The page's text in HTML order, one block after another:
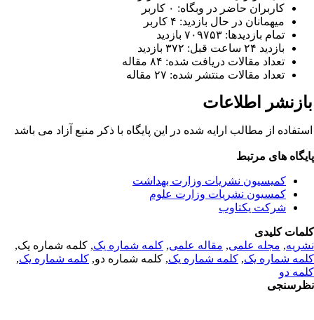
کاربران حاضر در وبگاه: ۰ کاربر
میهمانان در حال بازدید: ۴ کاربر
تمام بازدید‌ها: ۷۰۹۷۵۳ بازدید
بازدید ۲۴ ساعت قبل: ۳۷۲ بازدید
تعداد مقالات دریافت شده: ۸۴ مقاله
تعداد مقالات منتشر شده: ۲۷ مقاله
اطلاعات
از مطالب ارایه شده در این پایگاه با ذکر منبع آزاد می باشد
های مرتبط
کمیسیون نشریات وزارت بهداشت
کمسیون نشریات وزارت علوم
شرکت یکتاوب
کلیدی
, مجله علمی , مقاله علمی , کلمه شماره یک, کلمه شماره یک,
شماره یک, کلمه شماره یک, کلمه شماره دو, کلمه شماره یک,
دو